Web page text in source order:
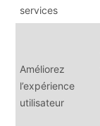
services
Améliorez
l’expérience
utilisateur